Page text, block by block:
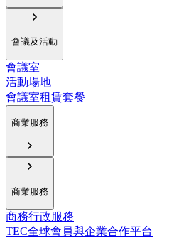
會議及活動
會議室
活動場地
會議室租賃套餐
商業服務
商業服務
商務行政服務
TEC全球會員與企業合作平台